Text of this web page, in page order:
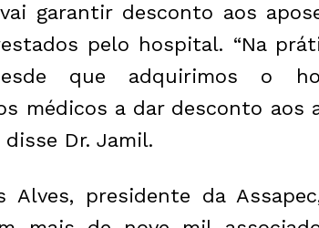
garantir desconto aos
pelo hospital. “Na
que adquirimos o
médicos a dar desconto aos
disse Dr. Jamil.
Alves, presidente da